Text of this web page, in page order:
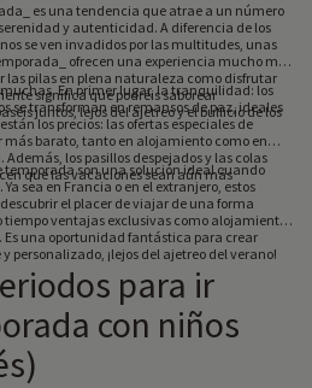
es una tendencia que atrae a un número
y autenticidad. A diferencia de los
se ven invadidos por las multitudes, unas
ofrecen una experiencia mucho más
las pilas en plena naturaleza como disfrutar
significa que podréis saborear
juntos, lejos del ajetreo y el bullicio de los
En primer lugar, la tranquilidad: los
se transforman en remansos de paz, ideales
los precios: las ofertas especiales de
barato, tanto en alojamiento como en
los pasillos despejados y las colas
que las vacaciones sean aún más
temporada son una solución ideal cuando
sea en Francia o en el extranjero, estos
el placer de viajar de una forma
ventajas exclusivas como alojamientos
Es una oportunidad fantástica para crear
personalizado, ¡lejos del ajetreo del verano!
para ir
con niños